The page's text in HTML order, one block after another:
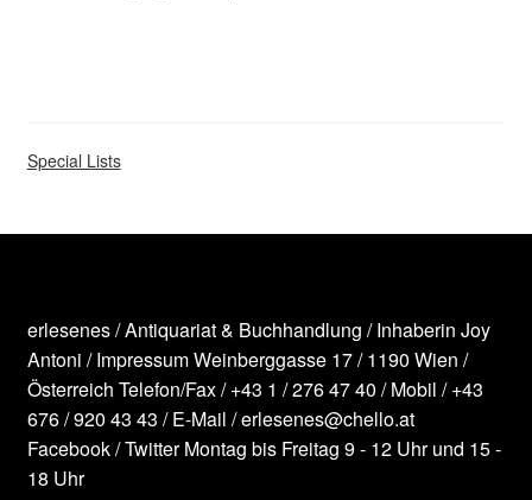
Special Lists
erlesenes / Antiquariat & Buchhandlung / Inhaberin Joy
Antoni /ImpressumWeinberggasse 17 / 1190 Wien /
Österreich Telefon/Fax /+43 1 / 276 47 40 / Mobil /+43
676 / 920 43 43 / E-Mail /erlesenes@chello.at
Facebook/Twitter Montag bis Freitag 9 - 12 Uhr und 15 -
18 Uhr